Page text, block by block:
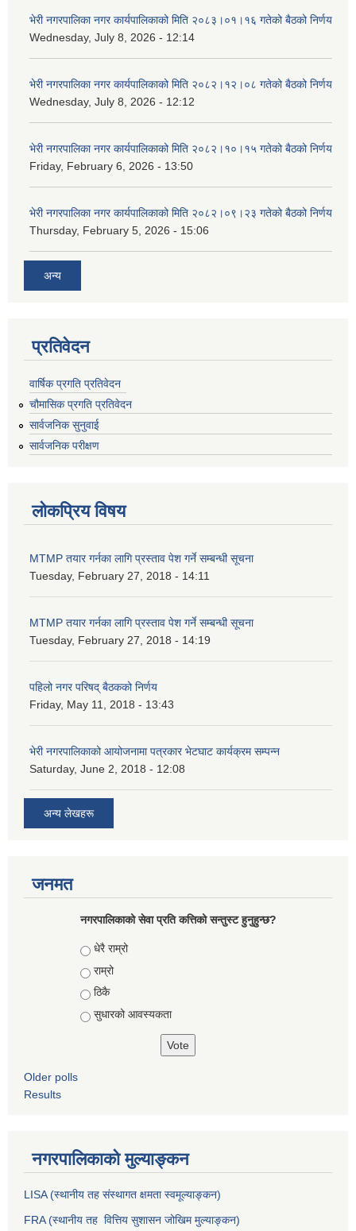
भेरी नगरपालिका नगर कार्यपालिकाको मिति २०८३।०१।१६ गतेको बैठको निर्णय
Wednesday, July 8, 2026 - 12:14
भेरी नगरपालिका नगर कार्यपालिकाको मिति २०८२।१२।०८ गतेको बैठको निर्णय
Wednesday, July 8, 2026 - 12:12
भेरी नगरपालिका नगर कार्यपालिकाको मिति २०८२।१०।१५ गतेको बैठको निर्णय
Friday, February 6, 2026 - 13:50
भेरी नगरपालिका नगर कार्यपालिकाको मिति २०८२।०९।२३ गतेको बैठको निर्णय
Thursday, February 5, 2026 - 15:06
अन्य
प्रतिवेदन
वार्षिक प्रगति प्रतिवेदन
चौमासिक प्रगति प्रतिवेदन
सार्वजनिक सुनुवाई
सार्वजनिक परीक्षण
लोकप्रिय विषय
MTMP तयार गर्नका लागि प्रस्ताव पेश गर्ने सम्बन्धी सूचना
Tuesday, February 27, 2018 - 14:11
MTMP तयार गर्नका लागि प्रस्ताव पेश गर्ने सम्बन्धी सूचना
Tuesday, February 27, 2018 - 14:19
पहिलो नगर परिषद् बैठकको निर्णय
Friday, May 11, 2018 - 13:43
भेरी नगरपालिकाको आयोजनामा पत्रकार भेटघाट कार्यक्रम सम्पन्न
Saturday, June 2, 2018 - 12:08
अन्य लेखहरू
जनमत
नगरपालिकाको सेवा प्रति कत्तिको सन्तुस्ट हुनुहुन्छ?
Choices
धेरै राम्रो
राम्रो
ठिकै
सुधारको आवस्यकता
Older polls
Results
नगरपालिकाको मुल्याङ्कन
LISA (स्थानीय तह संस्थागत क्षमता स्वमूल्याङ्कन)
FRA (स्थानीय तह वित्तिय सुशासन जोखिम मुल्याङ्कन)